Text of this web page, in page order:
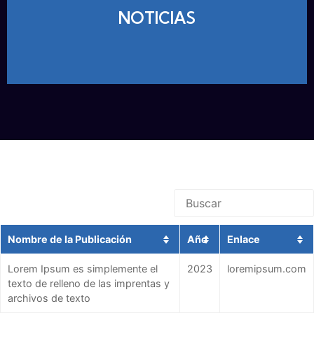
NOTICIAS
Nombre de la Publicación Año Enlace
Lorem Ipsum es simplemente el
texto de relleno de las imprentas y
archivos de texto
2023 loremipsum.com